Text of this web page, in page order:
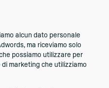
alcun dato personale
ma riceviamo solo
possiamo utilizzare per
marketing che utilizziamo